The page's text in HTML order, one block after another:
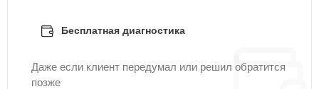
Бесплатная диагностика
Даже если клиент передумал или решил обратится
позже